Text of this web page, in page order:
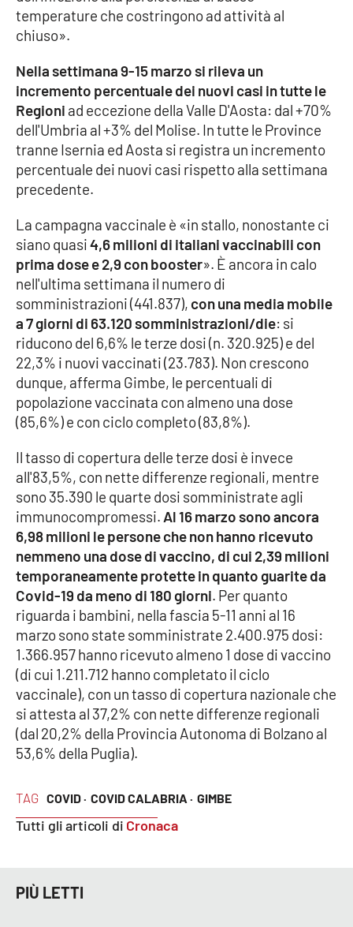
SPECIALI
Buona Sanità Calabria
LACALABRIAVISIONE
Destinazioni
Eventi
Food
Storie
LAC
NETWORK
Lacplay.it
Lactv.it
Lacitymag.it
Lacapitalenews.it
Ilreggino.it
Cosenzachannel.it
Ilvibonese.it
Catanzarochannel.it
APP
Apple
TAG COVID · COVID CALABRIA · GIMBE
Tutti gli articoli di Cronaca
temperature che costringono ad attività al
chiuso».
Nella settimana 9-15 marzo si rileva un
incremento percentuale dei nuovi casi in tutte le
Regioni ad eccezione della Valle D'Aosta: dal +70%
dell'Umbria al +3% del Molise. In tutte le Province
tranne Isernia ed Aosta si registra un incremento
percentuale dei nuovi casi rispetto alla settimana
precedente.
La campagna vaccinale è «in stallo, nonostante ci
siano quasi4,6 milioni di italiani vaccinabili con
prima dose e 2,9 con booster». È ancora in calo
nell'ultima settimana il numero di
somministrazioni (441.837), con una media mobile
a 7 giorni di 63.120 somministrazioni/die: si
riducono del 6,6% le terze dosi (n. 320.925) e del
22,3% i nuovi vaccinati (23.783). Non crescono
dunque, afferma Gimbe, le percentuali di
popolazione vaccinata con almeno una dose
(85,6%) e con ciclo completo (83,8%).
Il tasso di copertura delle terze dosi è invece
all'83,5%, con nette differenze regionali, mentre
sono 35.390 le quarte dosi somministrate agli
immunocompromessi. Al 16 marzo sono ancora
6,98 milioni le persone che non hanno ricevuto
nemmeno una dose di vaccino, di cui 2,39 milioni
temporaneamente protette in quanto guarite da
Covid-19 da meno di 180 giorni. Per quanto
riguarda i bambini, nella fascia 5-11 anni al 16
marzo sono state somministrate 2.400.975 dosi:
1.366.957 hanno ricevuto almeno 1 dose di vaccino
(di cui 1.211.712 hanno completato il ciclo
vaccinale), con un tasso di copertura nazionale che
si attesta al 37,2% con nette differenze regionali
(dal 20,2% della Provincia Autonoma di Bolzano al
53,6% della Puglia).
PIÙ LETTI